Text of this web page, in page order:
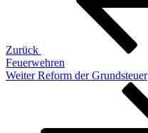
Zurück
Feuerwehren
Nächster
Weiter Reform der Grundsteuer